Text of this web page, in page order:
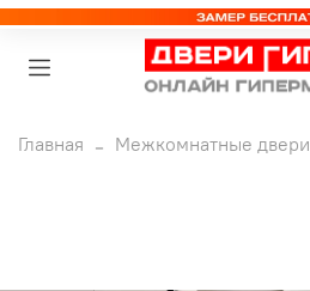
Главная Межкомнатные двери